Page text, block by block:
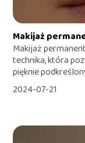
Makijaż
Makijaż
technika, która
pięknie
2024-07-21